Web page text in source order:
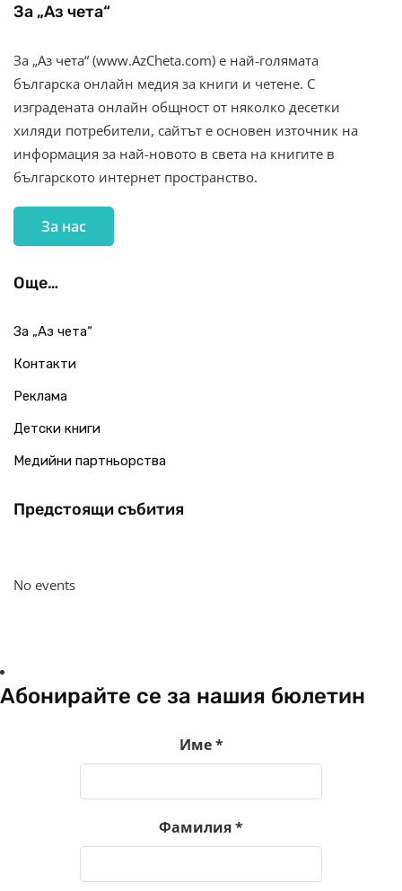
За „Аз чета“
За „Аз чета“ (www.AzCheta.com) е най-голямата
българска онлайн медия за книги и четене. С
изградената онлайн общност от няколко десетки
хиляди потребители, сайтът е основен източник на
информация за най-новото в света на книгите в
българското интернет пространство.
За нас
Още…
За „Аз чета“
Контакти
Реклама
Детски книги
Медийни партньорства
Предстоящи събития
No events
Абонирайте се за нашия бюлетин
Име*
Фамилия*